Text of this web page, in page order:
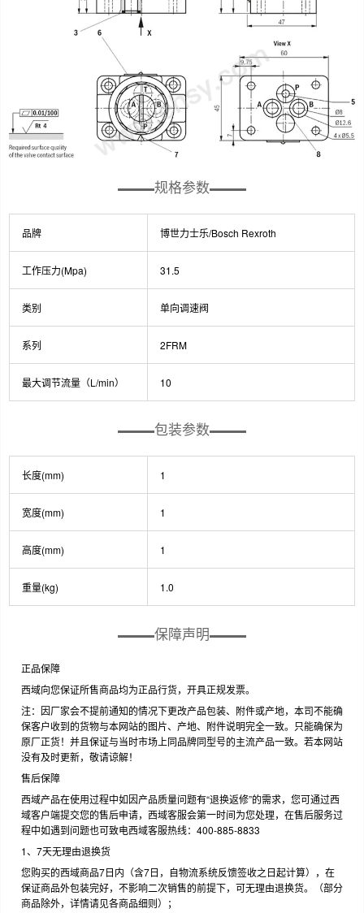
规格参数
品牌 博世力士乐/Bosch Rexroth
工作压力(Mpa) 31.5
类别 单向调速阀
系列 2FRM
最大调节流量（L/min） 10
包装参数
长度(mm) 1
宽度(mm) 1
高度(mm) 1
重量(kg) 1.0
保障声明
正品保障
西域向您保证所售商品均为正品行货，开具正规发票。
注：因厂家会不提前通知的情况下更改产品包装、附件或产地，本司不能确
保客户收到的货物与本网站的图片、产地、附件说明完全一致。只能确保为
原厂正货！并且保证与当时市场上同品牌同型号的主流产品一致。若本网站
没有及时更新，敬请谅解！
售后保障
西域产品在使用过程中如因产品质量问题有“退换返修”的需求，您可通过西
域客户端提交您的售后申请，西域客服会第一时间为您处理，在售后服务过
程中如遇到问题也可致电西域客服热线：400-885-8833
1、7天无理由退换货
您购买的西域商品7日内（含7日，自物流系统反馈签收之日起计算），在
保证商品外包装完好，不影响二次销售的前提下，可无理由退换货。（部分
商品除外，详情请见各商品细则）；